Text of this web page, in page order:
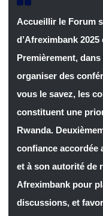
Accueillir le Forum
d’Afreximbank
Premièrement,
organiser des
vous le savez, les
constituent une
Rwanda.
confiance accordée
et à son autorité de
Afreximbank pour
discussions, et